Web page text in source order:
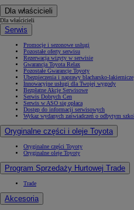
Dla właścicieli
Dla właścicieli
Serwis
Promocje i sezonowe usługi
Pozostałe oferty serwisu
Rezerwacja wizyty w serwisie
Gwarancja Toyota Relax
Pozostałe Gwarancje Toyoty
Ubezpieczenia i naprawy blacharsko-lakiernicze
Innowacyjne usługi dla Twojej wygody
Bezpłatne Akcje Serwisowe
Serwis Dobrych Cen
Serwis w ASO się opłaca
Dostęp do informacji serwisowych
Wykaz wydanych zaświadczeń o odbytym
Oryginalne części i oleje Toyota
Oryginalne części Toyoty
Oryginalne oleje Toyoty
Program Sprzedaży Hurtowej Trade
Trade
Akcesoria